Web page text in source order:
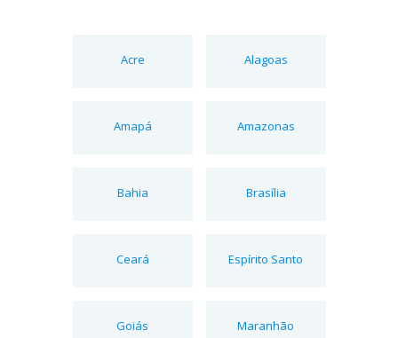
Acre Alagoas
Amapá Amazonas
Bahia Brasília
Ceará Espírito Santo
Goiás Maranhão